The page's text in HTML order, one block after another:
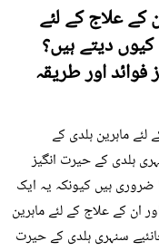
کے علاج کے لئے
دیتے ہیں؟
اور طریقہ
ماہرین ہلدی کے
ہلدی کے حیرت انگیز
ضروری ہیں کیونکہ یہ ایک
ان کے علاج کے لئے ماہرین
سنہری ہلدی کے حیرت